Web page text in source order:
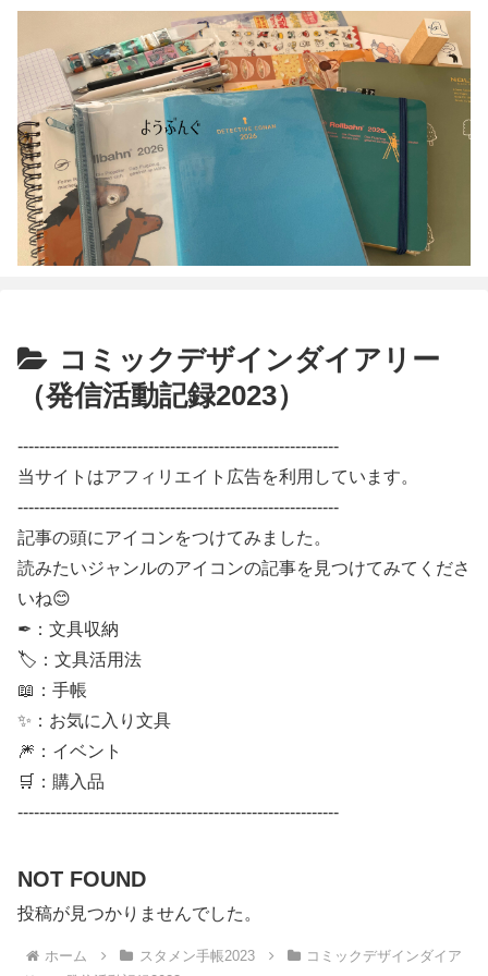
コミックデザインダイアリー
（発信活動記録2023）
-----------------------------------------------------------
当サイトはアフィリエイト広告を利用しています。
-----------------------------------------------------------
記事の頭にアイコンをつけてみました。
読みたいジャンルのアイコンの記事を見つけてみてくださ
いね😊
✒：文具収納
🏷：文具活用法
📖：手帳
✨：お気に入り文具
🎆：イベント
🛒：購入品
-----------------------------------------------------------
NOT FOUND
投稿が見つかりませんでした。
ホーム スタメン手帳2023
コミックデザインダイア